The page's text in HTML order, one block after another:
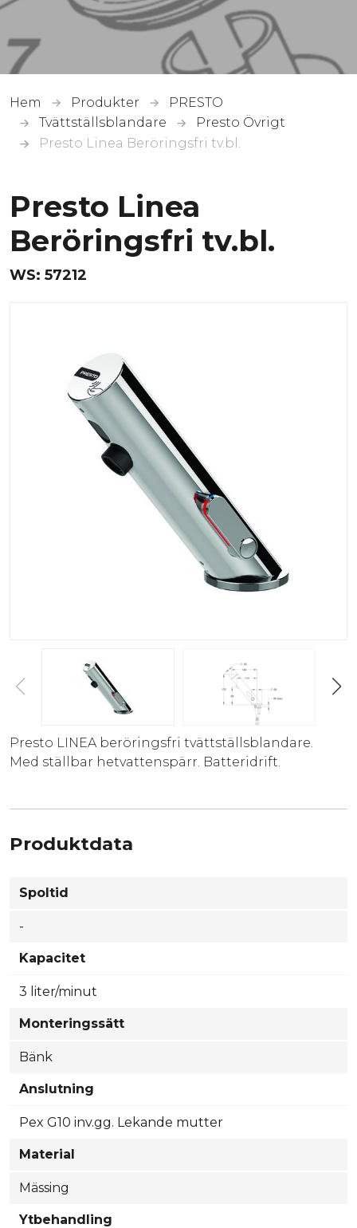
Hem Produkter
PRESTO
Tvättställsblandare
Presto Övrigt
Presto Linea Beröringsfri tv.bl.
Presto Linea
Beröringsfri tv.bl.
WS: 57212
Presto LINEA beröringsfri tvättställsblandare.
Med ställbar hetvattenspärr. Batteridrift.
Produktdata
Spoltid
-
Kapacitet
3 liter/minut
Monteringssätt
Bänk
Anslutning
Pex G10 inv.gg. Lekande mutter
Material
Mässing
Ytbehandling